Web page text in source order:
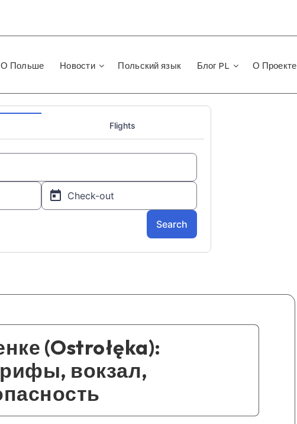
О Польше Новости Польский язык Блог PL О Проекте
(Ostrołęka):
вокзал,